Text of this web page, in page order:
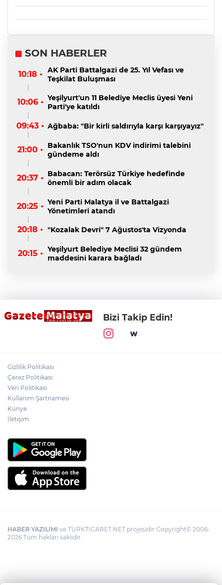
SON HABERLER
10:18 •
AK Parti Battalgazi de 25. Yıl Vefası ve
Teşkilat Buluşması
10:06 • Yeşilyurt'un 11 Belediye Meclis üyesi Yeni
Parti'ye katıldı
09:43 • Ağbaba: "Bir kirli saldırıyla karşı karşıyayız"
21:00 •
Bakanlık TSO'nun KDV indirimi talebini
gündeme aldı
20:37 • Babacan: Terörsüz Türkiye hedefinde
önemli bir adım olacak
20:25 • Yeni Parti Malatya il ve Battalgazi
Yönetimleri atandı
20:18 • "Kozalak Devri" 7 Ağustos'ta Vizyonda
20:15 • Yeşilyurt Belediye Meclisi 32 gündem
maddesini karara bağladı
Bizi Takip Edin!
Gizlilik Politikası
Çerez Politikası
Veri Politikası
Kullanım Şartnamesi
Künye
İletişim
HABER YAZILIMI ve TURKTICARET.NET projesidir Copyright© 2006-
2026 Tüm hakları saklıdır.